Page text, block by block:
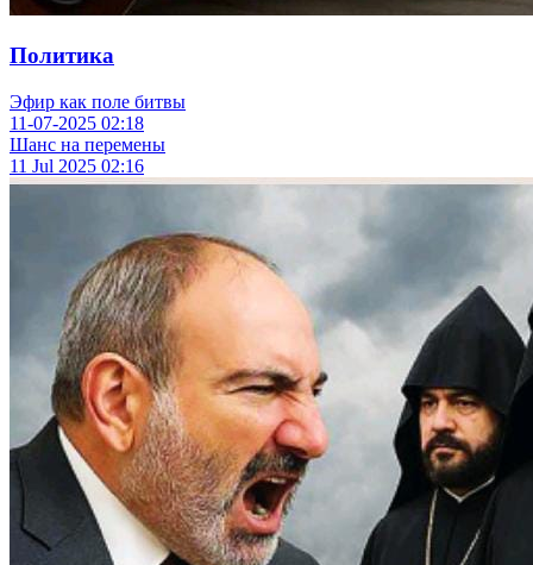
Политика
Эфир как поле битвы
11-07-2025 02:18
Шанс на перемены
11 Jul 2025 02:16